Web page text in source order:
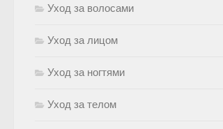
Уход за волосами
Уход за лицом
Уход за ногтями
Уход за телом